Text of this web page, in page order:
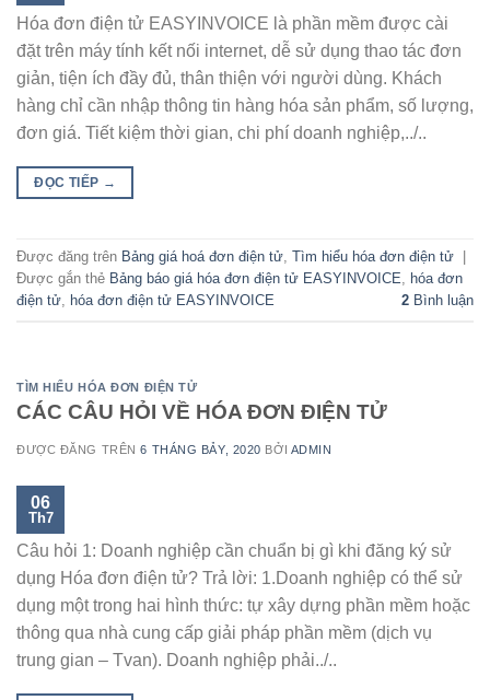
Hóa đơn điện tử EASYINVOICE là phần mềm được cài
đặt trên máy tính kết nối internet, dễ sử dụng thao tác đơn
giản, tiện ích đầy đủ, thân thiện với người dùng. Khách
hàng chỉ cần nhập thông tin hàng hóa sản phẩm, số lượng,
đơn giá. Tiết kiệm thời gian, chi phí doanh nghiệp,../..
ĐỌC TIẾP →
Được đăng trên Bảng giá hoá đơn điện tử, Tìm hiểu hóa đơn điện tử
Được gắn thẻ Bảng báo giá hóa đơn điện tử EASYINVOICE, hóa đơn
điện tử, hóa đơn điện tử EASYINVOICE 2 Bình luận
TÌM HIỂU HÓA ĐƠN ĐIỆN TỬ
CÁC CÂU HỎI VỀ HÓA ĐƠN ĐIỆN TỬ
ĐƯỢC ĐĂNG TRÊN6 THÁNG BẢY, 2020 BỞI ADMIN
06
Th7
Câu hỏi 1: Doanh nghiệp cần chuẩn bị gì khi đăng ký sử
dụng Hóa đơn điện tử? Trả lời: 1.Doanh nghiệp có thể sử
dụng một trong hai hình thức: tự xây dựng phần mềm hoặc
thông qua nhà cung cấp giải pháp phần mềm (dịch vụ
trung gian – Tvan). Doanh nghiệp phải../..